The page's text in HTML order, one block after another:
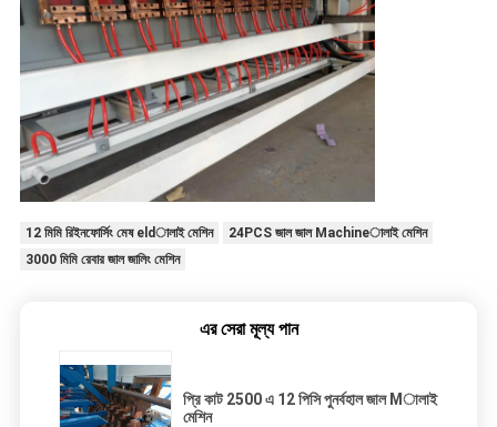
12 মিমি রিইনফোর্সিং মেষ eldালাই মেশিন
24PCS জাল জাল Machineালাই মেশিন
3000 মিমি রেবার জাল জালিং মেশিন
এর সেরা মূল্য পান
প্রি কাট 2500 এ 12 পিসি পুনর্বহাল জাল Mালাই
মেশিন